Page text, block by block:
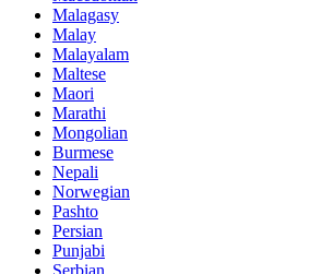
Malagasy
Malay
Malayalam
Maltese
Maori
Marathi
Mongolian
Burmese
Nepali
Norwegian
Pashto
Persian
Punjabi